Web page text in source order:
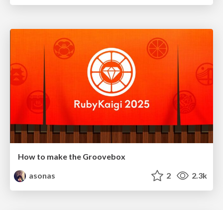
How to make the Groovebox
asonas
2 2.3k